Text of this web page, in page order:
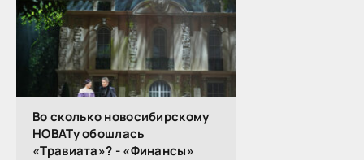
Во сколько новосибирскому
НОВАТу обошлась
«Травиата»? - «Финансы»